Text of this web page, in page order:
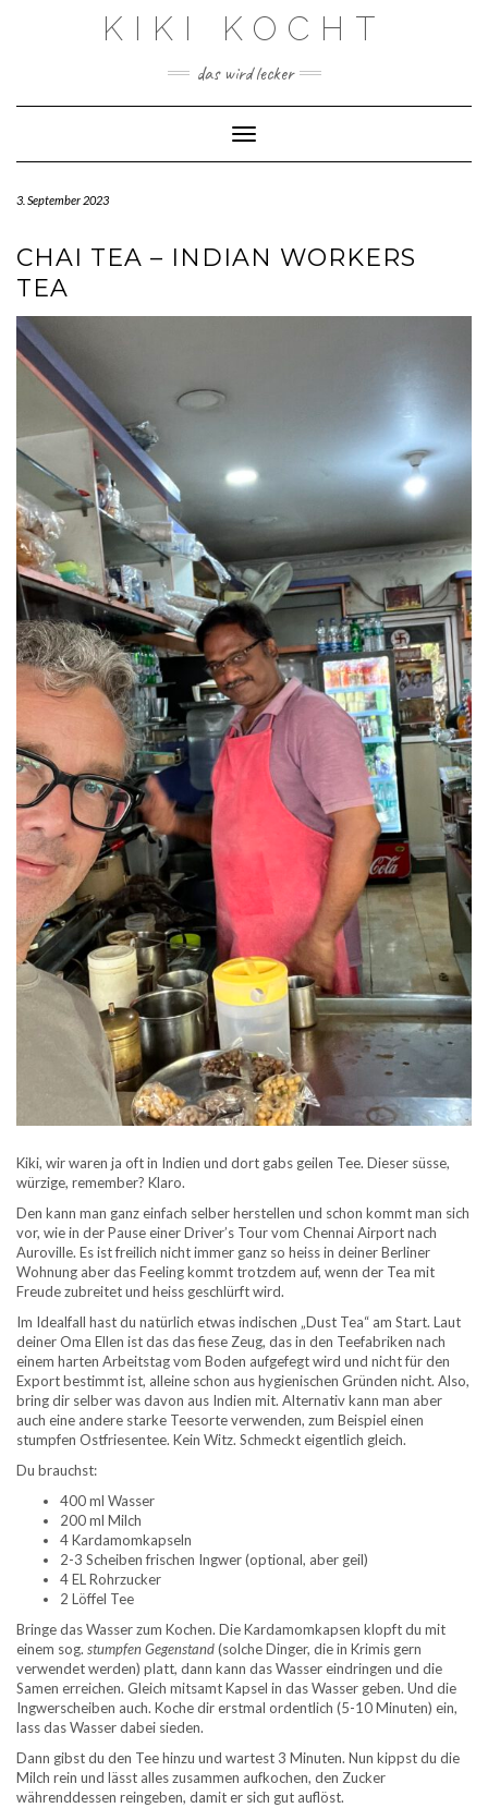
KIKI KOCHT
das wird lecker
Toggle Navigation
3. September 2023
CHAI TEA – INDIAN WORKERS
TEA
Kiki, wir waren ja oft in Indien und dort gabs geilen Tee. Dieser süsse,
würzige, remember? Klaro.
Den kann man ganz einfach selber herstellen und schon kommt man sich
vor, wie in der Pause einer Driver’s Tour vom Chennai Airport nach
Auroville. Es ist freilich nicht immer ganz so heiss in deiner Berliner
Wohnung aber das Feeling kommt trotzdem auf, wenn der Tea mit
Freude zubreitet und heiss geschlürft wird.
Im Idealfall hast du natürlich etwas indischen „Dust Tea“ am Start. Laut
deiner Oma Ellen ist das das fiese Zeug, das in den Teefabriken nach
einem harten Arbeitstag vom Boden aufgefegt wird und nicht für den
Export bestimmt ist, alleine schon aus hygienischen Gründen nicht. Also,
bring dir selber was davon aus Indien mit. Alternativ kann man aber
auch eine andere starke Teesorte verwenden, zum Beispiel einen
stumpfen Ostfriesentee. Kein Witz. Schmeckt eigentlich gleich.
Du brauchst:
400 ml Wasser
200 ml Milch
4 Kardamomkapseln
2-3 Scheiben frischen Ingwer (optional, aber geil)
4 EL Rohrzucker
2 Löffel Tee
Bringe das Wasser zum Kochen. Die Kardamomkapsen klopft du mit
einem sog. stumpfen Gegenstand(solche Dinger, die in Krimis gern
verwendet werden) platt, dann kann das Wasser eindringen und die
Samen erreichen. Gleich mitsamt Kapsel in das Wasser geben. Und die
Ingwerscheiben auch. Koche dir erstmal ordentlich (5-10 Minuten) ein,
lass das Wasser dabei sieden.
Dann gibst du den Tee hinzu und wartest 3 Minuten. Nun kippst du die
Milch rein und lässt alles zusammen aufkochen, den Zucker
währenddessen reingeben, damit er sich gut auflöst.